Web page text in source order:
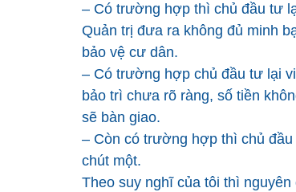
– Có trường hợp thì chủ đầu tư
Quản trị đưa ra không đủ minh
bảo vệ cư dân.
– Có trường hợp chủ đầu tư lại
bảo trì chưa rõ ràng, số tiền
sẽ bàn giao.
– Còn có trường hợp thì chủ
chút một.
Theo suy nghĩ của tôi thì